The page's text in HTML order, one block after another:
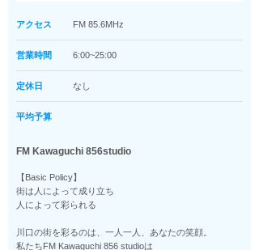
アクセス FM 85.6MHz
営業時間 6:00~25:00
定休日 なし
平均予算
FM Kawaguchi 856studio
【Basic Policy】
街は人によって成り立ち
人によって彩られる
川口の街を彩るのは、一人一人、あなたの笑顔。
私たちFM Kawaguchi 856 studioは